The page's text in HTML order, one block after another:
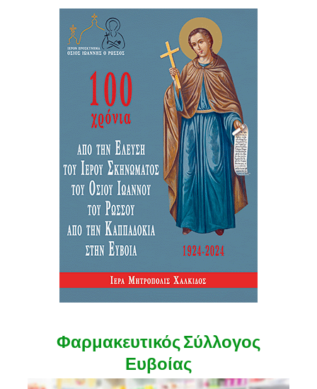
Φαρμακευτικός Σύλλογος
Ευβοίας